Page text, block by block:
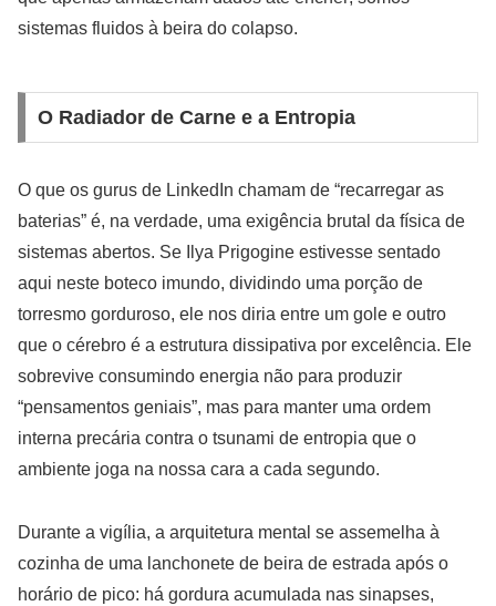
sistemas fluidos à beira do colapso.
O Radiador de Carne e a Entropia
O que os gurus de LinkedIn chamam de “recarregar as
baterias” é, na verdade, uma exigência brutal da física de
sistemas abertos. Se Ilya Prigogine estivesse sentado
aqui neste boteco imundo, dividindo uma porção de
torresmo gorduroso, ele nos diria entre um gole e outro
que o cérebro é a estrutura dissipativa por excelência. Ele
sobrevive consumindo energia não para produzir
“pensamentos geniais”, mas para manter uma ordem
interna precária contra o tsunami de entropia que o
ambiente joga na nossa cara a cada segundo.
Durante a vigília, a arquitetura mental se assemelha à
cozinha de uma lanchonete de beira de estrada após o
horário de pico: há gordura acumulada nas sinapses,